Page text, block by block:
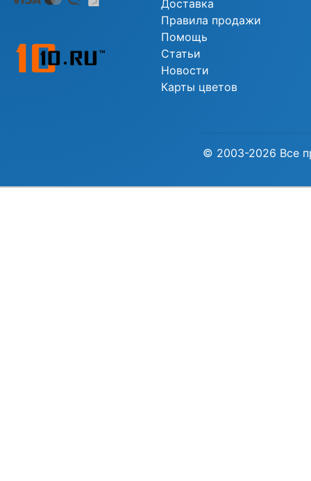
Доставка
Правила продажи
Помощь
Статьи
Новости
Карты цветов
© 2003-2026 Все